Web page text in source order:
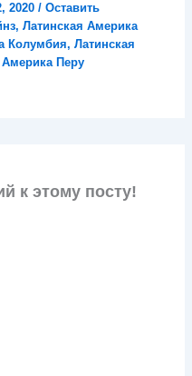
2020/Оставить
,Латинская Америка
Колумбия,Латинская
Америка Перу
к этому посту!